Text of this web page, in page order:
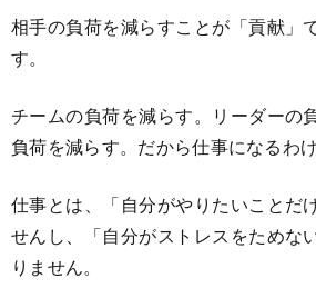
相手の負荷を減らすことが「貢献」
す。
チームの負荷を減らす。リーダーの
負荷を減らす。だから仕事になるわけ
仕事とは、「自分がやりたいことだ
せんし、「自分がストレスをためな
りません。